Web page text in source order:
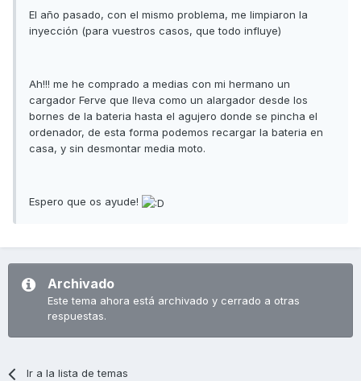
El año pasado, con el mismo problema, me limpiaron la
inyección (para vuestros casos, que todo influye)
Ah!!! me he comprado a medias con mi hermano un
cargador Ferve que lleva como un alargador desde los
bornes de la bateria hasta el agujero donde se pincha el
ordenador, de esta forma podemos recargar la bateria en
casa, y sin desmontar media moto.
Espero que os ayude!
Archivado
Este tema ahora está archivado y cerrado a otras
respuestas.
Ir a la lista de temas